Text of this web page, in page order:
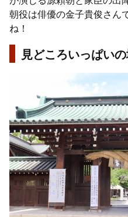
朝役は俳優の金子貴俊さん
ね！
見どころいっぱい